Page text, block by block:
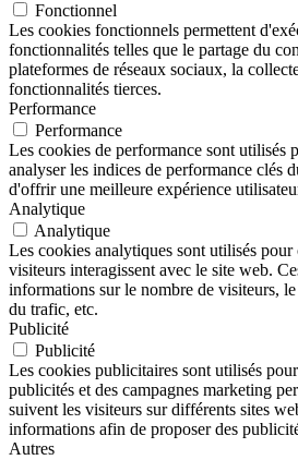
Fonctionnel
Les cookies fonctionnels permettent
fonctionnalités telles que le partage du
plateformes de réseaux sociaux, la
fonctionnalités tierces.
Performance
Performance
Les cookies de performance sont utilisés
analyser les indices de performance clés
d'offrir une meilleure expérience
Analytique
Analytique
Les cookies analytiques sont utilisés
visiteurs interagissent avec le site web.
informations sur le nombre de visiteurs,
du trafic, etc.
Publicité
Publicité
Les cookies publicitaires sont utilisés
publicités et des campagnes marketing
suivent les visiteurs sur différents sites
informations afin de proposer des
Autres